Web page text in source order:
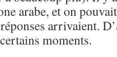
arabe, et on
arrivaient.
moments.